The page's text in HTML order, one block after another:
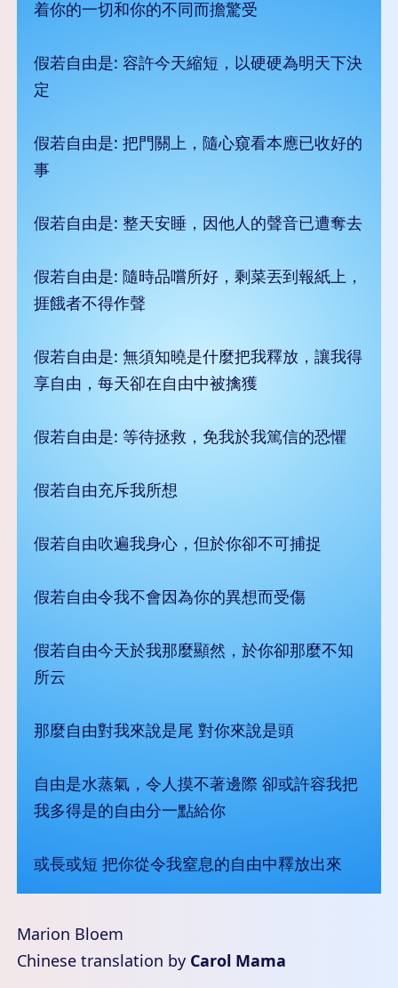
着你的一切和你的不同而擔驚受
假若自由是: 容許今天縮短，以硬硬為明天下決
定
假若自由是: 把門關上，隨心窺看本應已收好的
事
假若自由是: 整天安睡，因他人的聲音已遭奪去
假若自由是: 隨時品嚐所好，剩菜丟到報紙上，
捱餓者不得作聲
假若自由是: 無須知曉是什麼把我釋放，讓我得
享自由，每天卻在自由中被擒獲
假若自由是: 等待拯救，免我於我篤信的恐懼
假若自由充斥我所想
假若自由吹遍我身心，但於你卻不可捕捉
假若自由令我不會因為你的異想而受傷
假若自由今天於我那麼顯然，於你卻那麼不知
所云
那麼自由對我來說是尾 對你來說是頭
自由是水蒸氣，令人摸不著邊際 卻或許容我把
我多得是的自由分一點給你
或長或短 把你從令我窒息的自由中釋放出來
Marion Bloem
Chinese translation by Carol Mama